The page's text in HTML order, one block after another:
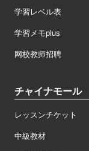
学習レベル表
学習メモplus
网校教师招聘
チャイナモール
レッスンチケット
中級教材